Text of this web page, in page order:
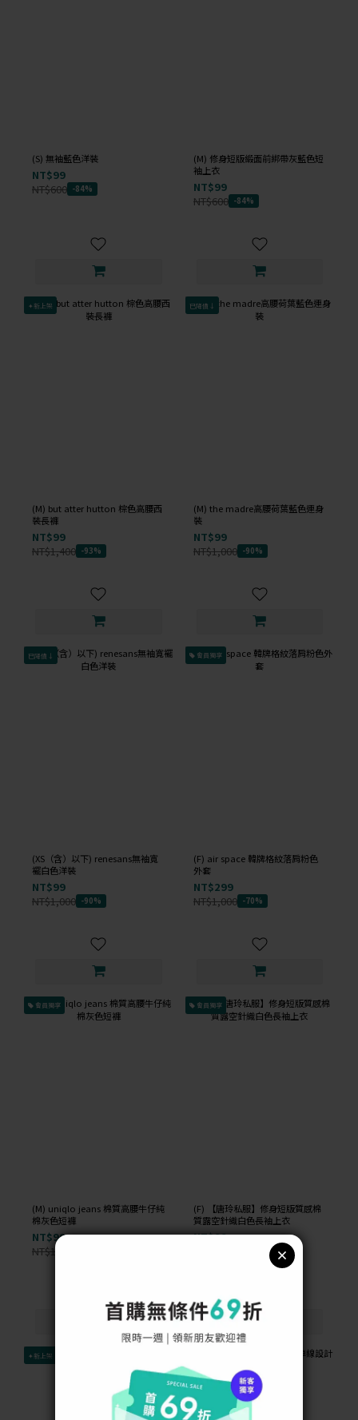
(S) 無袖藍色洋裝
NT$99
NT$600 -84%
(M) 修身短版緞面前綁帶灰藍色短
袖上衣
NT$99
NT$600 -84%
✦新上架
(M) but atter hutton 棕色高腰西
裝長褲
NT$99
NT$1,400 -93%
已降價↓
(M) the madre高腰荷葉藍色連身
裝
NT$99
NT$1,000 -90%
已降價↓
(XS（含）以下) renesans無袖寬
襬白色洋裝
NT$99
NT$1,000 -90%
會員獨享
(F) air space 韓牌格紋落肩粉色
外套
NT$299
NT$1,000 -70%
會員獨享
(M) uniqlo jeans 棉質高腰牛仔純
棉灰色短褲
NT$99
NT$1,000
會員獨享
(F) 【唐玲私服】修身短版質感棉
質露空針織白色長袖上衣
NT$99
✦新上架